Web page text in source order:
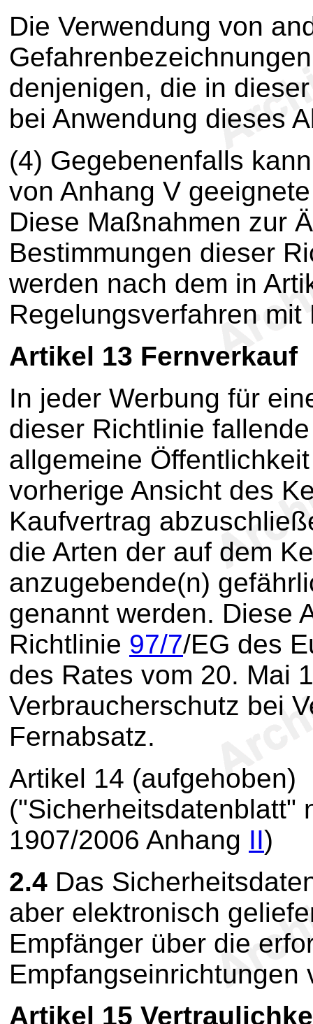
Die Verwendung von
denjenigen, die in
bei Anwendung dieses
(4) Gegebenenfalls
von Anhang V
Diese Maßnahmen zur
Bestimmungen dieser
werden nach dem in
Regelungsverfahren
Artikel 13 Fernverkauf
In jeder Werbung für
dieser Richtlinie
allgemeine
vorherige Ansicht des
Kaufvertrag
die Arten der auf dem
anzugebende(n)
genannt werden. Diese
Richtlinie 97/7/EG des
des Rates vom 20. Mai
Verbraucherschutz bei
Fernabsatz.
Artikel 14 (aufgehoben)
("Sicherheitsdatenblatt"
1907/2006 Anhang II)
2.4 Das
aber elektronisch
Empfänger über die
Empfangseinrichtungen
Artikel 15